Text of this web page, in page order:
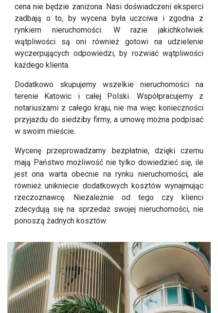
cena nie będzie zaniżona. Nasi doświadczeni eksperci
zadbają o to, by wycena była uczciwa i zgodna z
rynkiem nieruchomości. W razie jakichkolwiek
wątpliwości są oni również gotowi na udzielenie
wyczerpujących odpowiedzi, by rozwiać wątpliwości
każdego klienta.
Dodatkowo skupujemy wszelkie nieruchomości na
terenie Katowic i całej Polski. Współpracujemy z
notariuszami z całego kraju, nie ma więc konieczności
przyjazdu do siedziby firmy, a umowę można podpisać
w swoim mieście.
Wycenę przeprowadzamy bezpłatnie, dzięki czemu
mają Państwo możliwość nie tylko dowiedzieć się, ile
jest ona warta obecnie na rynku nieruchomości, ale
również unikniecie dodatkowych kosztów wynajmując
rzeczoznawcę. Niezależnie od tego czy klienci
zdecydują się na sprzedaż swojej nieruchomości, nie
ponoszą żadnych kosztów.